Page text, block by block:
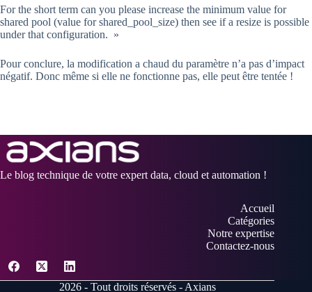
For the short term can you please increase the minimum value for
shared pool (value for shared_pool_size) then see if a resize is possible
under that configuration. »
Pour conclure, la modification a chaud du paramètre n’a pas d’impact
négatif. Donc même si elle ne fonctionne pas, elle peut être tentée !
Le blog technique de votre expert data, cloud et automation !
Accueil
Catégories
Notre expertise
Contactez-nous
2026 - Tout droits réservés - Axians